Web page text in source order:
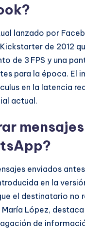
lanzado por
de 2012
de 3 FPS y una
para la época. El
en la latencia
actual.
enviados
en la
el destinatario no
López,
de